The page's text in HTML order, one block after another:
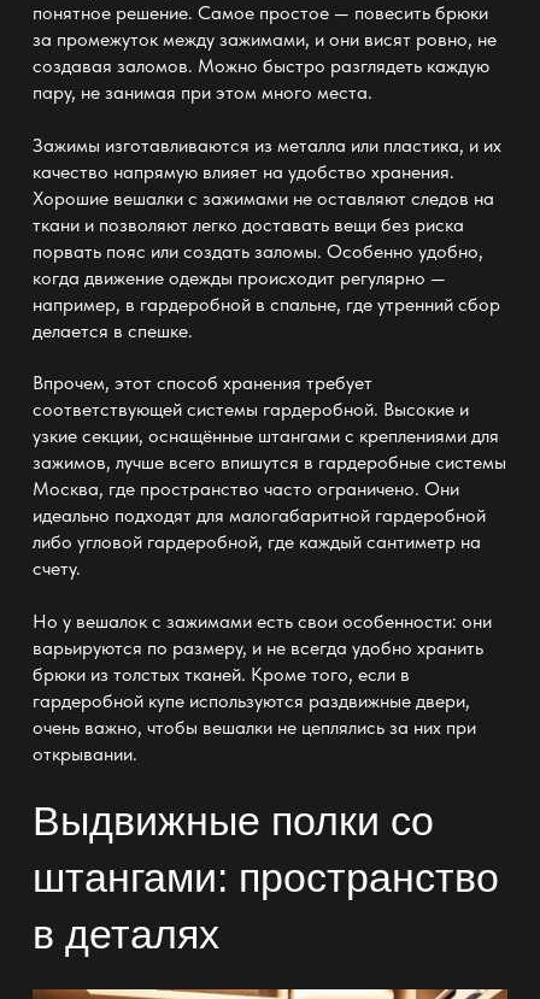
понятное решение. Самое простое — повесить брюки
за промежуток между зажимами, и они висят ровно, не
создавая заломов. Можно быстро разглядеть каждую
пару, не занимая при этом много места.
Зажимы изготавливаются из металла или пластика, и их
качество напрямую влияет на удобство хранения.
Хорошие вешалкис зажимами не оставляют следов на
ткани и позволяют легко доставать вещи без риска
порвать пояс или создать заломы. Особенно удобно,
когда движение одежды происходит регулярно —
например, в гардеробной в спальне, где утренний сбор
делается в спешке.
Впрочем, этот способ хранения требует
соответствующей системы гардеробной. Высокие и
узкие секции, оснащённые штангами с креплениями для
зажимов, лучше всего впишутся в гардеробные системы
Москва, где пространство часто ограничено. Они
идеально подходят для малогабаритной гардеробной
либо угловойгардеробной, где каждый сантиметр на
счету.
Но у вешалок с зажимами есть свои особенности: они
варьируются по размеру, и не всегда удобно хранить
брюки из толстых тканей. Кроме того, если в
гардеробной купе используются раздвижные двери,
очень важно, чтобы вешалки не цеплялись за них при
открывании.
Выдвижные полки со
штангами: пространство
в деталях